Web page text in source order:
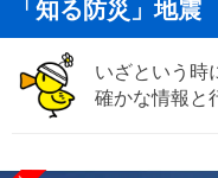
「知る防災」地震
いざという時
確かな情報と